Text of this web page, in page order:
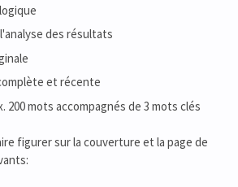
des résultats
et récente
200 mots accompagnés de 3 mots clés
figurer sur la couverture et la page de